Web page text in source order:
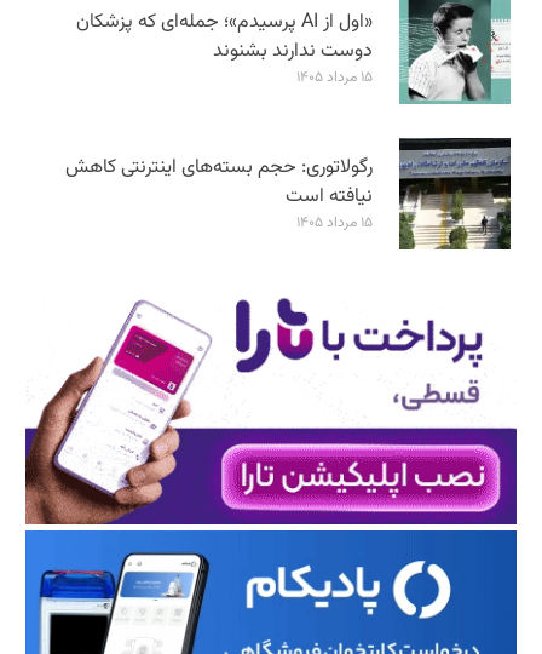
«اول از AI پرسیدم»؛ جمله‌ای که پزشکان
دوست ندارند بشنوند
۱۵ مرداد ۱۴۰۵
رگولاتوری: حجم بسته‌های اینترنتی کاهش
نیافته است
۱۵ مرداد ۱۴۰۵